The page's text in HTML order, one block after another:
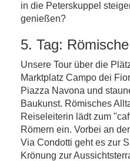
in die Peterskuppel
genießen?
5. Tag:
Unsere Tour über die
Marktplatz Campo dei
Piazza Navona und
Baukunst. Römisches
Reiseleiterin lädt zum
Römern ein. Vorbei an
Via Condotti geht es zur
Krönung zur